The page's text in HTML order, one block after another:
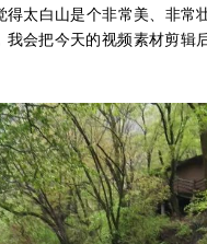
白山是个非常美、非常
会把今天的视频素材剪辑